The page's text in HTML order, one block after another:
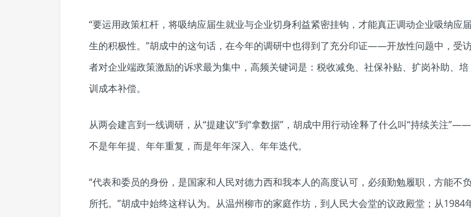
“要运用政策杠杆，将吸纳应届生就业与企业切身利益紧密挂钩，才能真正调动企业吸纳应届
生的积极性。”胡成中的这句话，在今年的调研中也得到了充分印证——开放性问题中，受
者对企业端政策激励的诉求最为集中，高频关键词是：税收减免、社保补贴、扩岗补助、培
训成本补偿。
从两会建言到一线调研，从“提建议”到“拿数据”，胡成中用行动诠释了什么叫“持续关注”——
不是年年提、年年重复，而是年年深入、年年迭代。
“代表和委员的身份，是国家和人民对德力西和我本人的高度认可，必须勤勉履职，方能不负
所托。”胡成中始终这样认为。从温州柳市的家庭作坊，到人民大会堂的议政殿堂；从1984